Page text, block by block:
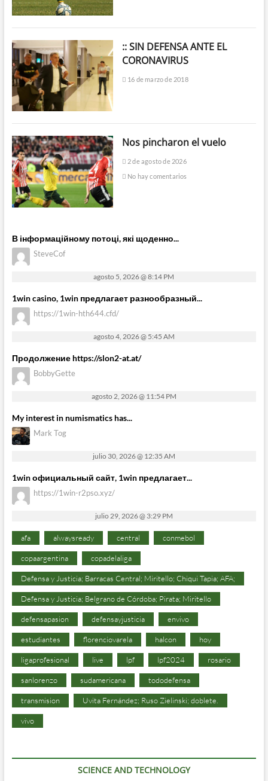
:: SIN DEFENSA ANTE EL
CORONAVIRUS
16 de marzo de 2018
Nos pincharon el vuelo
2 de agosto de 2026
No hay comentarios
В інформаційному потоці, які щоденно...
SteveCof
agosto 5, 2026 @ 8:14 PM
1win casino, 1win предлагает разнообразный...
https://1win-hth644.cfd/
agosto 4, 2026 @ 5:45 AM
Продолжение https://slon2-at.at/
BobbyGette
agosto 2, 2026 @ 11:54 PM
My interest in numismatics has...
Mark Tog
julio 30, 2026 @ 12:35 AM
1win официальный сайт, 1win предлагает...
https://1win-r2pso.xyz/
julio 29, 2026 @ 3:29 PM
afa alwaysready central conmebol
copaargentina copadelaliga
Defensa y Justicia; Barracas Central; Miritello; Chiqui Tapia; AFA;
Defensa y Justicia; Belgrano de Córdoba; Pirata; Miritello
defensapasion defensayjusticia envivo
estudiantes florenciovarela halcon hoy
ligaprofesional live lpf lpf2024 rosario
sanlorenzo sudamericana tododefensa
transmision Uvita Fernández; Ruso Zielinski; doblete.
vivo
SCIENCE AND TECHNOLOGY